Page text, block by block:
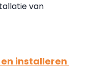
van
installeren